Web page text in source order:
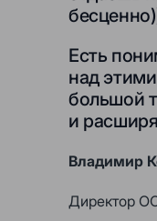
Есть
над
большой
и
Владимир
Директор